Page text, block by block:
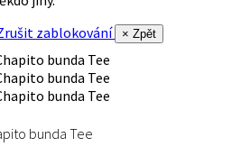
zablokování
× Zpět
bunda Tee